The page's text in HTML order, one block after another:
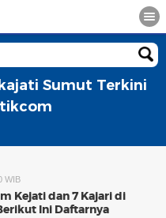
Sumut Terkini
WIB
Kejati dan 7 Kajari di
Ini Daftarnya